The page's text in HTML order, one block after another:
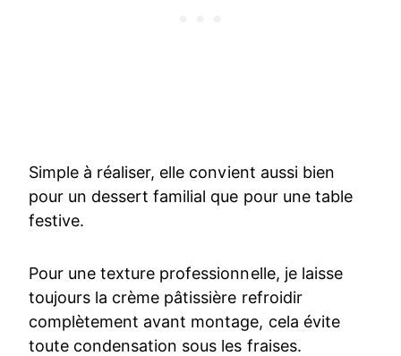
Simple à réaliser, elle convient aussi bien
pour un dessert familial que pour une table
festive.
Pour une texture professionnelle, je laisse
toujours la crème pâtissière refroidir
complètement avant montage, cela évite
toute condensation sous les fraises.